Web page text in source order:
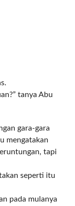
tanya Abu
gara-gara
mengatakan
tapi
seperti itu
pada mulanya